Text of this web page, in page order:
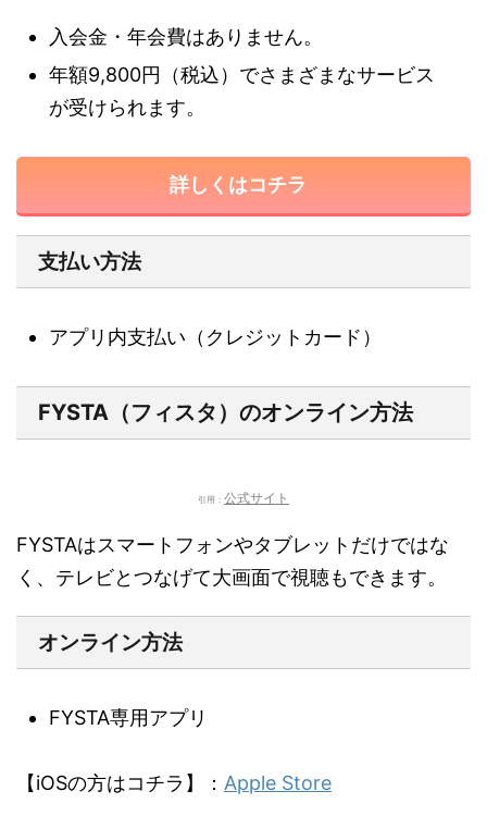
入会金・年会費はありません。
年額9,800円（税込）でさまざまなサービス
が受けられます。
詳しくはコチラ
支払い方法
アプリ内支払い（ クレジットカード ）
FYSTA（フィスタ）のオンライン方法
引用： 公式サイト
FYSTAはスマートフォンやタブレットだけではな
く、テレビとつなげて大画面で視聴もできます。
オンライン方法
FYSTA専用アプリ
【iOSの方はコチラ】： Apple Store